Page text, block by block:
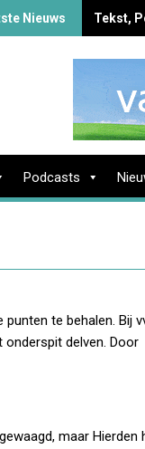
Nieuws Tekst,
Podcasts
te behalen. Bij
delven. Door
maar Hierden